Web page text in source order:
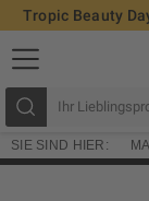
Tropic Beauty
SIE SIND HIER: